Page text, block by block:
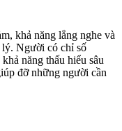
khả năng lắng nghe và
lý. Người có chỉ số
năng thấu hiểu sâu
đỡ những người cần